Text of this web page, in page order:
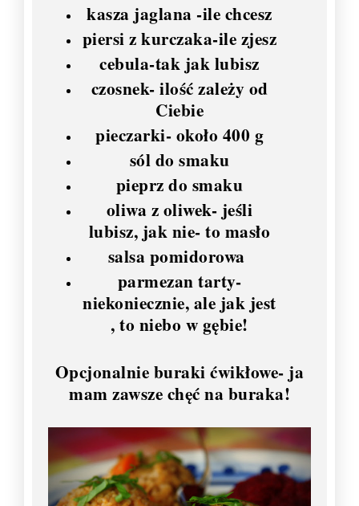
kasza jaglana -ile chcesz
piersi z kurczaka-ile zjesz
cebula-tak jak lubisz
czosnek- ilość zależy od
Ciebie
pieczarki- około 400 g
sól do smaku
pieprz do smaku
oliwa z oliwek- jeśli
lubisz, jak nie- to masło
salsa pomidorowa
parmezan tarty-
niekoniecznie, ale jak jest
, to niebo w gębie!
Opcjonalnie buraki ćwikłowe- ja
mam zawsze chęć na buraka!